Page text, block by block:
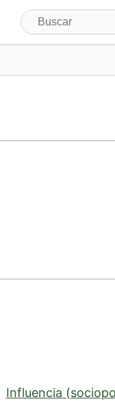
Influencia